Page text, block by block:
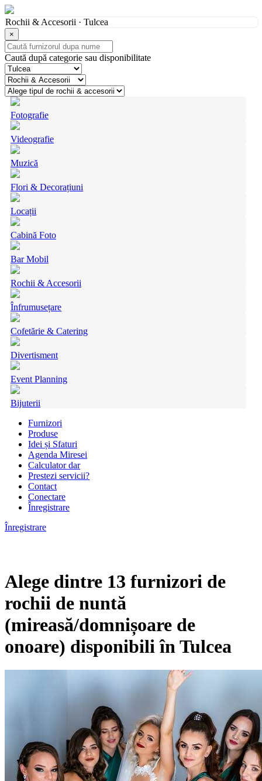
Rochii & Accesorii · Tulcea
×
Caută după categorie sau disponibilitate
Fotografie
Videografie
Muzică
Flori & Decorațiuni
Locații
Cabină Foto
Bar Mobil
Rochii & Accesorii
Înfrumusețare
Cofetărie & Catering
Divertisment
Event Planning
Bijuterii
Furnizori
Produse
Idei și Sfaturi
Agenda Miresei
Calculator dar
Prestezi servicii?
Contact
Conectare
Înregistrare
Înregistrare
Alege dintre 13 furnizori de
rochii de nuntă
(mireasă/domnișoare de
onoare) disponibili în Tulcea